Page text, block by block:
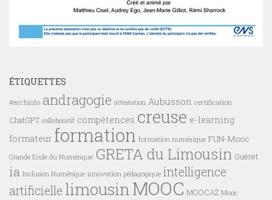
ÉTIQUETTES
#archinfo andragogie attestation Aubusson certification
ChatGPT collaboratif compétences creuse e-learning
formateur formation formation numérique FUN-Mooc
Grande Ecole du Numérique GRETA du Limousin Guéret
ia Inclusion Numérique innovation pédagogique intelligence
artificielle limousinMOOC MOOCAZ Mooc